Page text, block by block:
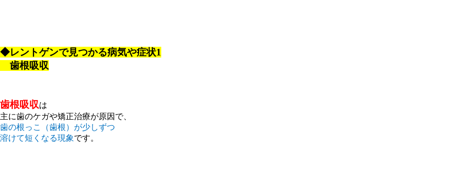
◆レントゲンで見つかる病気や症状1
歯根吸収
歯根吸収は
主に歯のケガや矯正治療が原因で、
歯の根っこ（歯根）が少しずつ
溶けて短くなる現象です。